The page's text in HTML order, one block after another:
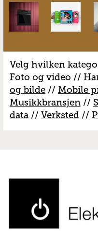
Velg hvilken
Foto og video //
og bilde// Mobile
Musikkbransjen// S
data// Verksted//